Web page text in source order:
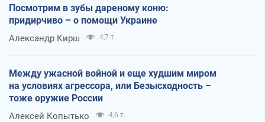
Посмотрим в зубы дареному коню:
придирчиво – о помощи Украине
Александр Кирш 4,7 т.
Между ужасной войной и еще худшим миром
на условиях агрессора, или Безысходность –
тоже оружие России
Алексей Копытько 4,6 т.